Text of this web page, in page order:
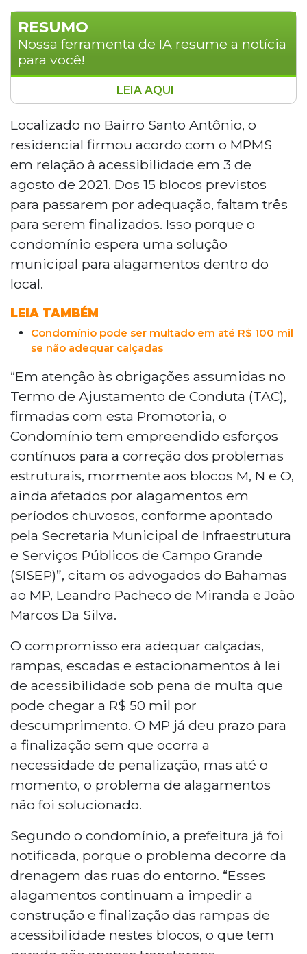
RESUMO
Nossa ferramenta de IA resume a notícia
para você!
O Condomínio Residencial Privé Village
Bahamas em Campo Grande, apesar de
ter firmado acordo com o Ministério
atender as normas de acessibilidade,
ainda enfrenta problemas para finalizar
as obras em três dos seus 15 blocos. A
causa do atraso são alagamentos
persistentes durante o período chuvoso,
devido a problemas de drenagem nas
ruas do entorno, que impedem a
construção das rampas de acessibilidade.
A Prefeitura já foi notificada sobre a
situação, mas ainda não encontrou uma
solução definitiva para os alagamentos, o
que causa transtornos e prejuízos
financeiros ao condomínio.
LEIA AQUI
Localizado no Bairro Santo Antônio, o
residencial firmou acordo com o MPMS
em relação à acessibilidade em 3 de
agosto de 2021. Dos 15 blocos previstos
para passarem por adequação, faltam três
para serem finalizados. Isso porque o
condomínio espera uma solução
municipal para alagamentos dentro do
local.
LEIA TAMBÉM
Condomínio pode ser multado em até R$ 100 mil
se não adequar calçadas
“Em atenção às obrigações assumidas no
Termo de Ajustamento de Conduta (TAC),
firmadas com esta Promotoria, o
Condomínio tem empreendido esforços
contínuos para a correção dos problemas
estruturais, mormente aos blocos M, N e O,
ainda afetados por alagamentos em
períodos chuvosos, conforme apontado
pela Secretaria Municipal de Infraestrutura
e Serviços Públicos de Campo Grande
(SISEP)”, citam os advogados do Bahamas
ao MP, Leandro Pacheco de Miranda e João
Marcos Da Silva.
O compromisso era adequar calçadas,
rampas, escadas e estacionamentos à lei
de acessibilidade sob pena de multa que
pode chegar a R$ 50 mil por
descumprimento. O MP já deu prazo para
a finalização sem que ocorra a
necessidade de penalização, mas até o
momento, o problema de alagamentos
não foi solucionado.
Segundo o condomínio, a prefeitura já foi
notificada, porque o problema decorre da
drenagem das ruas do entorno. “Esses
alagamentos continuam a impedir a
construção e finalização das rampas de
acessibilidade nestes blocos, o que tem